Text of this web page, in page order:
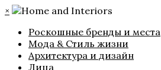
×
Роскошные бренды и места
Мода & Стиль жизни
Архитектура и дизайн
Лица